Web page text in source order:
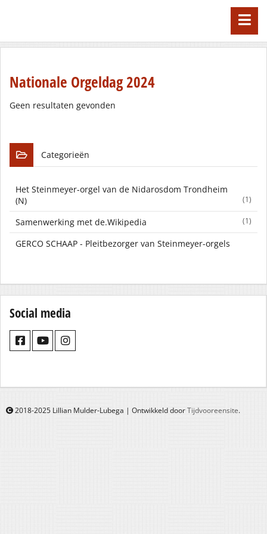
Nationale Orgeldag 2024
Geen resultaten gevonden
Categorieën
Het Steinmeyer-orgel van de Nidarosdom Trondheim
(N)
(1)
Samenwerking met de.Wikipedia (1)
GERCO SCHAAP - Pleitbezorger van Steinmeyer-orgels
Social media
2018-2025 Lillian Mulder-Lubega | Ontwikkeld doorTijdvooreensite.